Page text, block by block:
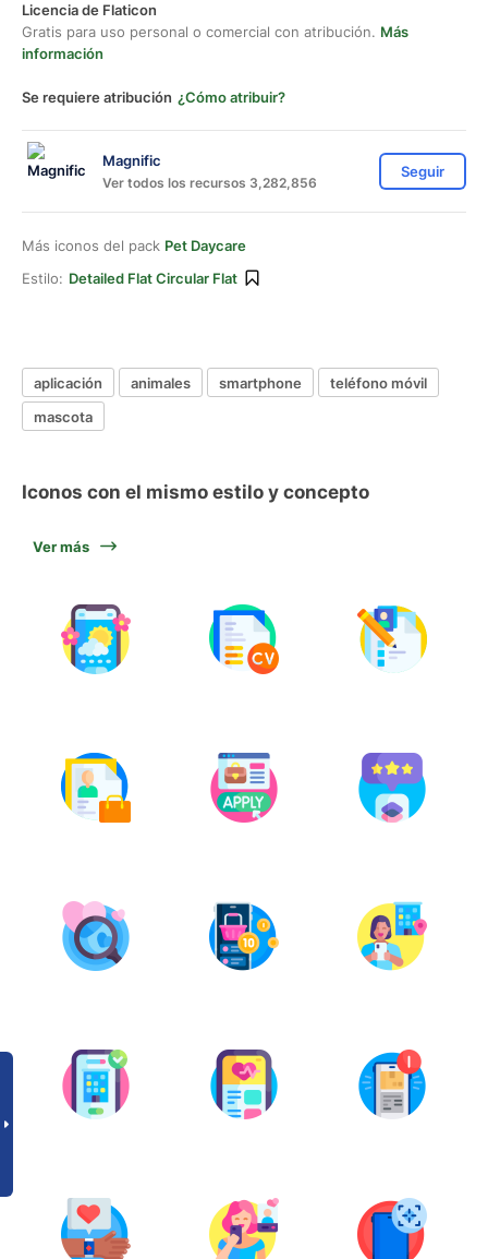
Licencia de Flaticon
Gratis para uso personal o comercial con atribución. Más
información
Se requiere atribución ¿Cómo atribuir?
Magnific
Ver todos los recursos 3,282,856
Seguir
Más iconos del pack Pet Daycare
Estilo: Detailed Flat Circular Flat
aplicación animales smartphone
teléfono móvil
mascota
Iconos con el mismo estilo y concepto
Ver más